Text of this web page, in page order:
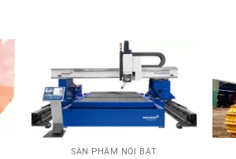
SẢN PHẨM NỔI BẬT